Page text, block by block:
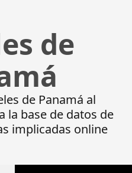
de
de Panamá al
la base de datos de
implicadas online